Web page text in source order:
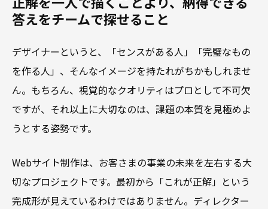
答えをチームで探せること
デザイナーというと、「センスがある人」「完璧なもの
を作る人」、そんなイメージを持たれがちかもしれませ
ん。もちろん、視覚的なクオリティはプロとして不可欠
ですが、それ以上に大切なのは、課題の本質を見極めよ
うとする姿勢です。
Webサイト制作は、お客さまの事業の未来を左右する大
切なプロジェクトです。最初から「これが正解」という
完成形が見えているわけではありません。ディレクター